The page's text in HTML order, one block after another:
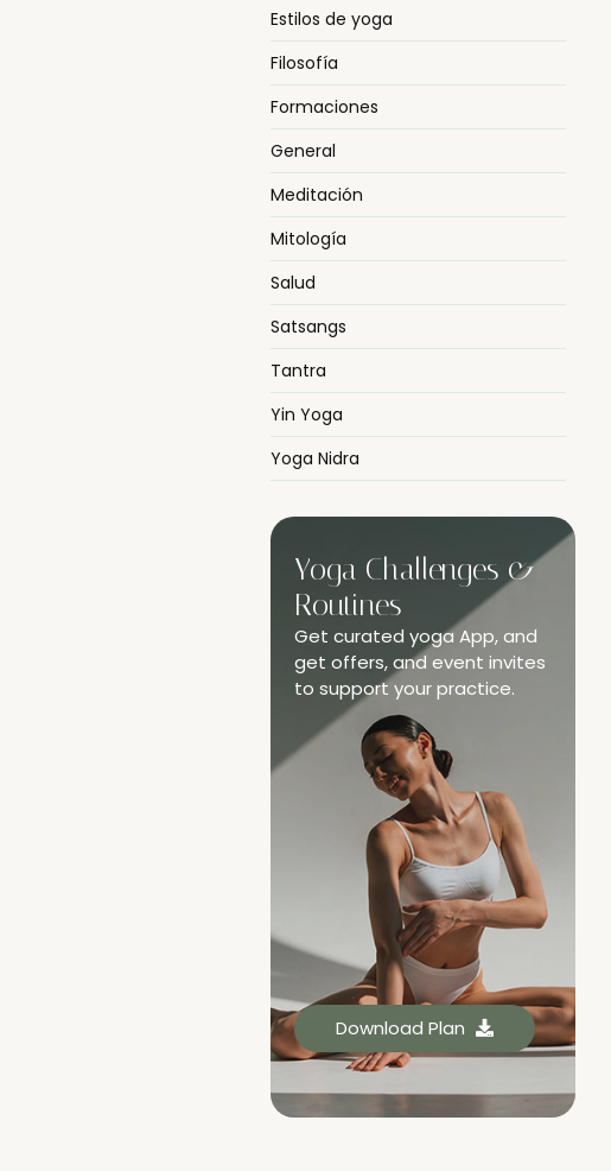
Estilos de yoga
Filosofía
Formaciones
General
Meditación
Mitología
Salud
Satsangs
Tantra
Yin Yoga
Yoga Nidra
Yoga Challenges &
Routines
Get curated yoga App, and
get offers, and event invites
to support your practice.
Download Plan